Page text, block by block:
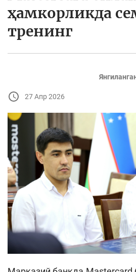
ҳамкорликда
тренинг
27 Апр 2026